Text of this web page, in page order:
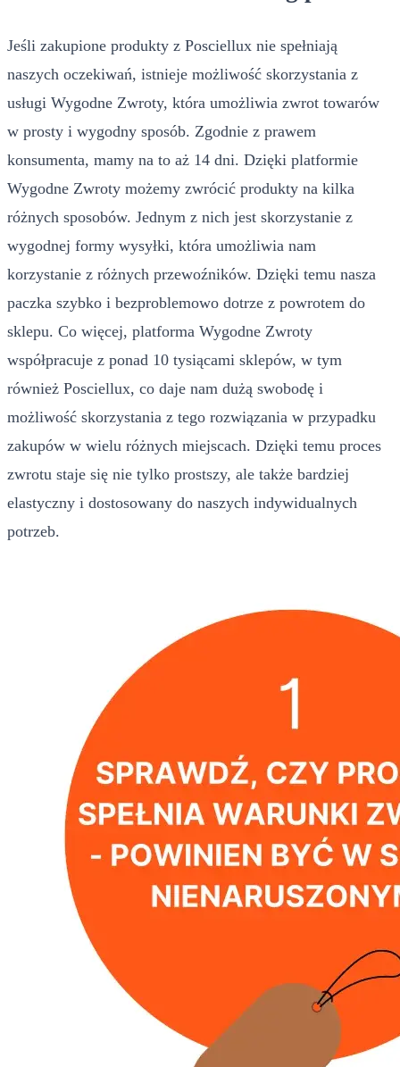
Jeśli zakupione produkty z Posciellux nie spełniają
naszych oczekiwań, istnieje możliwość skorzystania z
usługi Wygodne Zwroty, która umożliwia zwrot towarów
w prosty i wygodny sposób. Zgodnie z prawem
konsumenta, mamy na to aż 14 dni. Dzięki platformie
Wygodne Zwroty możemy zwrócić produkty na kilka
różnych sposobów. Jednym z nich jest skorzystanie z
wygodnej formy wysyłki, która umożliwia nam
korzystanie z różnych przewoźników. Dzięki temu nasza
paczka szybko i bezproblemowo dotrze z powrotem do
sklepu. Co więcej, platforma Wygodne Zwroty
współpracuje z ponad 10 tysiącami sklepów, w tym
również Posciellux, co daje nam dużą swobodę i
możliwość skorzystania z tego rozwiązania w przypadku
zakupów w wielu różnych miejscach. Dzięki temu proces
zwrotu staje się nie tylko prostszy, ale także bardziej
elastyczny i dostosowany do naszych indywidualnych
potrzeb.